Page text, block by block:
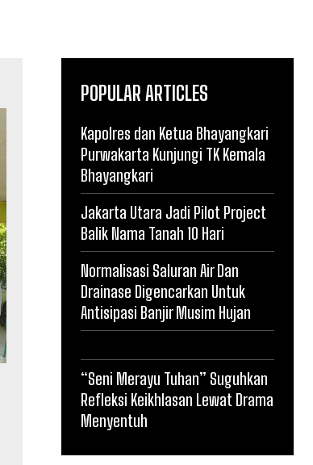
POPULAR ARTICLES
Kapolres dan Ketua Bhayangkari
Purwakarta Kunjungi TK Kemala
Bhayangkari
Jakarta Utara Jadi Pilot Project
Balik Nama Tanah 10 Hari
Normalisasi Saluran Air Dan
Drainase Digencarkan Untuk
Antisipasi Banjir Musim Hujan
“Seni Merayu Tuhan” Suguhkan
Refleksi Keikhlasan Lewat Drama
Menyentuh